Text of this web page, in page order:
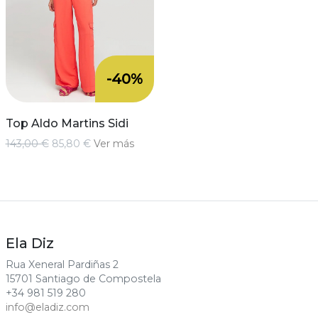
-40%
Top Aldo Martins Sidi
143,00 € 85,80 € Ver más
Ela Diz
Rua Xeneral Pardiñas 2
15701 Santiago de Compostela
+34 981 519 280
info@eladiz.com